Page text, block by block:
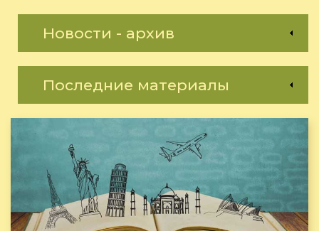
Новости - архив
Последние материалы